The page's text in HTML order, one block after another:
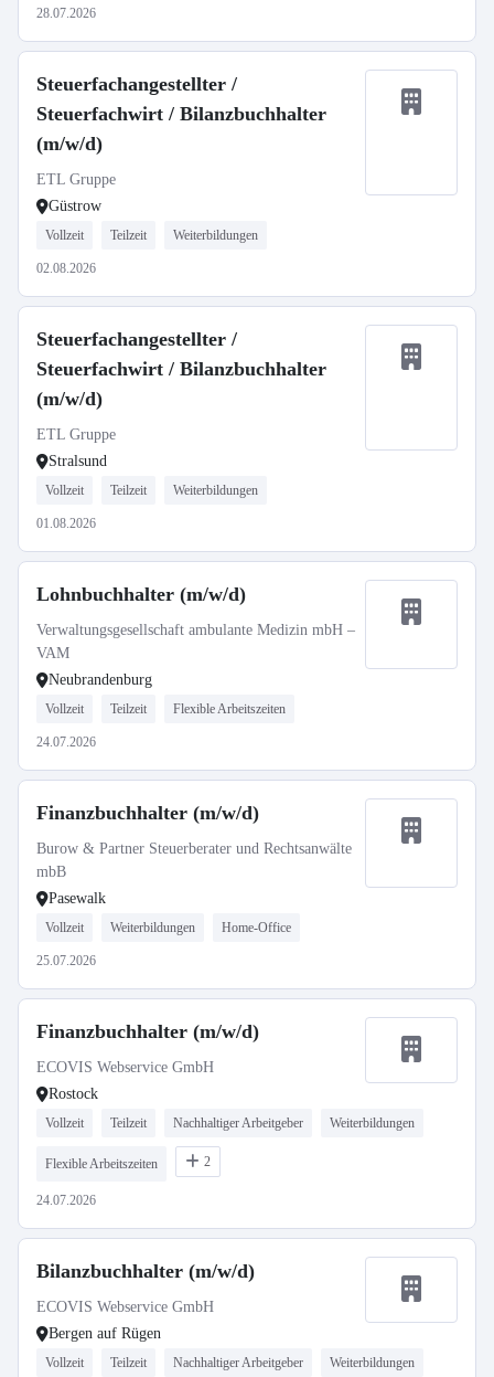
28.07.2026
Steuerfachangestellter /
Steuerfachwirt / Bilanzbuchhalter
(m/w/d)
ETL Gruppe
Güstrow
Vollzeit Teilzeit Weiterbildungen
02.08.2026
Steuerfachangestellter /
Steuerfachwirt / Bilanzbuchhalter
(m/w/d)
ETL Gruppe
Stralsund
Vollzeit Teilzeit Weiterbildungen
01.08.2026
Lohnbuchhalter (m/w/d)
Verwaltungsgesellschaft ambulante Medizin mbH –
VAM
Neubrandenburg
Vollzeit Teilzeit Flexible Arbeitszeiten
24.07.2026
Finanzbuchhalter (m/w/d)
Burow & Partner Steuerberater und Rechtsanwälte
mbB
Pasewalk
Vollzeit Weiterbildungen Home-Office
25.07.2026
Finanzbuchhalter (m/w/d)
ECOVIS Webservice GmbH
Rostock
Vollzeit Teilzeit Nachhaltiger Arbeitgeber Weiterbildungen
Flexible Arbeitszeiten 2
24.07.2026
Bilanzbuchhalter (m/w/d)
ECOVIS Webservice GmbH
Bergen auf Rügen
Vollzeit Teilzeit Nachhaltiger Arbeitgeber Weiterbildungen